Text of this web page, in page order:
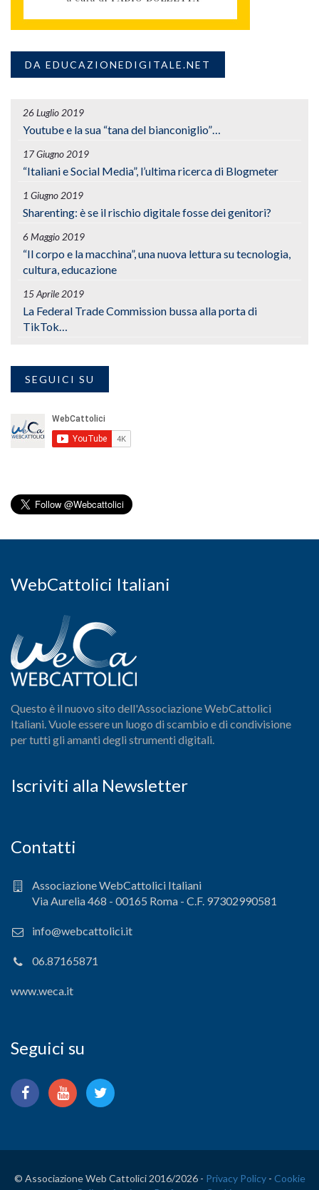
DA EDUCAZIONEDIGITALE.NET
26 Luglio 2019
Youtube e la sua “tana del bianconiglio”…
17 Giugno 2019
“Italiani e Social Media”, l’ultima ricerca di Blogmeter
1 Giugno 2019
Sharenting: è se il rischio digitale fosse dei genitori?
6 Maggio 2019
“Il corpo e la macchina”, una nuova lettura su tecnologia,
cultura, educazione
15 Aprile 2019
La Federal Trade Commission bussa alla porta di
TikTok…
SEGUICI SU
WebCattolici Italiani
Questo è il nuovo sito dell'Associazione WebCattolici
Italiani. Vuole essere un luogo di scambio e di condivisione
per tutti gli amanti degli strumenti digitali.
Iscriviti alla Newsletter
Contatti
Associazione WebCattolici Italiani
Via Aurelia 468 - 00165 Roma - C.F. 97302990581
info@webcattolici.it
06.87165871
www.weca.it
Seguici su
© Associazione Web Cattolici 2016/2026 - Privacy Policy- Cookie